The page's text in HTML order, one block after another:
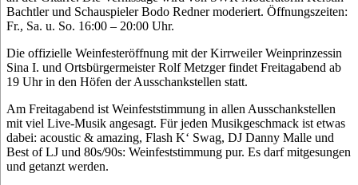
Bachtler und Schauspieler Bodo Redner moderiert. Öffnungszeiten:
Fr., Sa. u. So. 16:00 – 20:00 Uhr.
Die offizielle Weinfesteröffnung mit der Kirrweiler Weinprinzessin
Sina I. und Ortsbürgermeister Rolf Metzger findet Freitagabend ab
19 Uhr in den Höfen der Ausschankstellen statt.
Am Freitagabend ist Weinfeststimmung in allen Ausschankstellen
mit viel Live-Musik angesagt. Für jeden Musikgeschmack ist etwas
dabei: acoustic & amazing, Flash K‘ Swag, DJ Danny Malle und
Best of LJ und 80s/90s: Weinfeststimmung pur. Es darf mitgesungen
und getanzt werden.